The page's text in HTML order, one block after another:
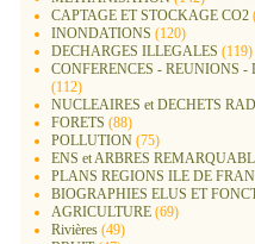
CAPTAGE ET STOCKAGE CO2
INONDATIONS (120)
DECHARGES ILLEGALES (119)
CONFERENCES - REUNIONS -
(112)
NUCLEAIRES et DECHETS
FORETS (88)
POLLUTION (75)
ENS et ARBRES
PLANS REGIONS ILE DE
BIOGRAPHIES ELUS ET
AGRICULTURE (69)
Rivières (49)